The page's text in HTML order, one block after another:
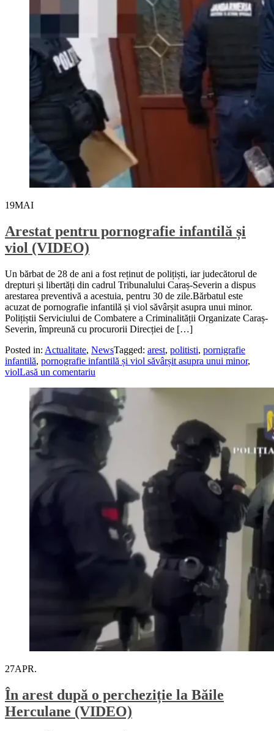
19MAI
Arestat pentru pornografie infantilă și
viol (VIDEO)
Un bărbat de 28 de ani a fost reținut de polițiști, iar judecătorul de
drepturi și libertăți din cadrul Tribunalului Caraș-Severin a dispus
arestarea preventivă a acestuia, pentru 30 de zile.Bărbatul este
acuzat de pornografie infantilă și viol săvârșit asupra unui minor.
Polițiștii Serviciului de Combatere a Criminalității Organizate Caraș-
Severin, împreună cu procurorii Direcției de […]
Posted in: Actualitate, NewsTagged: arest, politisti, pornigrafie
infantilă, pornografie infantilă și viol săvârșit asupra unui minor,
violLasă un comentariu
27APR.
În arest după o percheziție la Băile
Herculane (VIDEO)